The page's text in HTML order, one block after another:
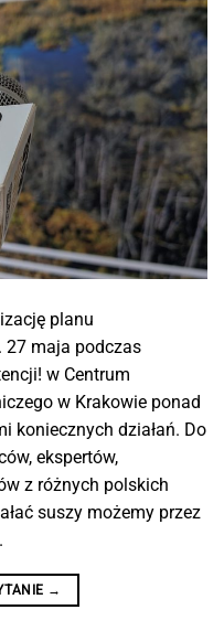
planu
27 maja podczas
w Centrum
w Krakowie ponad
koniecznych działań. Do
ekspertów,
z różnych polskich
suszy możemy przez
→